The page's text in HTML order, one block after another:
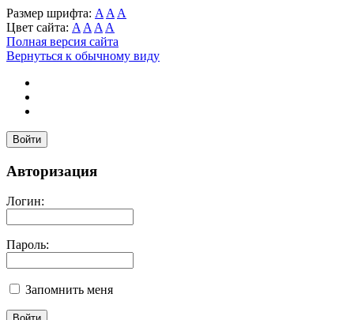
Размер шрифта: A A A
Цвет сайта: A A A A
Полная версия сайта
Вернуться к обычному виду
Войти
Авторизация
Логин:
Пароль:
Запомнить меня